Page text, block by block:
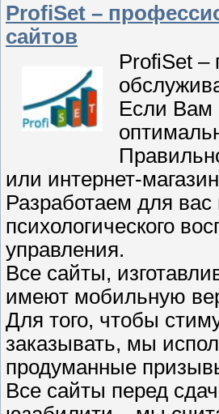
ProfiSet –
сайтов
ProfiSet –
Если Вам
или интернет-
Разработаем для
психологического
управления.
Все сайты,
имеют мобильную
Для того, чтобы
заказывать, мы
продуманные
Все сайты перед